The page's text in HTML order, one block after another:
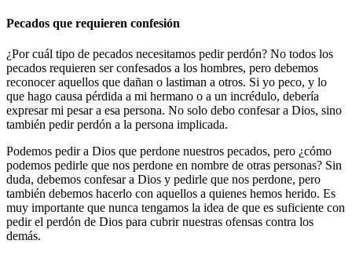
Pecados que requieren confesión
¿Por cuál tipo de pecados necesitamos pedir perdón? No todos los
pecados requieren ser confesados a los hombres, pero debemos
reconocer aquellos que dañan o lastiman a otros. Si yo peco, y lo
que hago causa pérdida a mi hermano o a un incrédulo, debería
expresar mi pesar a esa persona. No solo debo confesar a Dios, sino
también pedir perdón a la persona implicada.
Podemos pedir a Dios que perdone nuestros pecados, pero ¿cómo
podemos pedirle que nos perdone en nombre de otras personas? Sin
duda, debemos confesar a Dios y pedirle que nos perdone, pero
también debemos hacerlo con aquellos a quienes hemos herido. Es
muy importante que nunca tengamos la idea de que es suficiente con
pedir el perdón de Dios para cubrir nuestras ofensas contra los
demás.